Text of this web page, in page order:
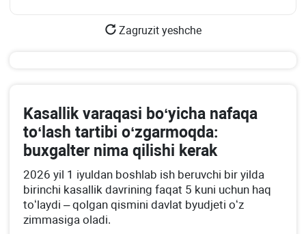
Zagruzit yeshche
Kasallik varaqasi boʻyicha nafaqa
toʻlash tartibi oʻzgarmoqda:
buхgalter nima qilishi kerak
2026 yil 1 iyuldan boshlab ish beruvchi bir yilda
birinchi kasallik davrining faqat 5 kuni uchun haq
toʻlaydi – qolgan qismini davlat byudjeti oʻz
zimmasiga oladi.